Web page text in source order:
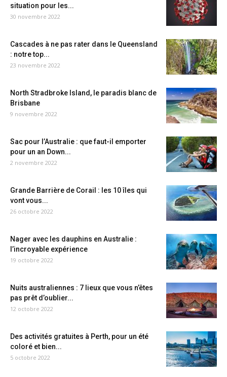
situation pour les...
30 novembre 2022
Cascades à ne pas rater dans le Queensland
: notre top...
23 novembre 2022
North Stradbroke Island, le paradis blanc de
Brisbane
9 novembre 2022
Sac pour l’Australie : que faut-il emporter
pour un an Down...
2 novembre 2022
Grande Barrière de Corail : les 10 îles qui
vont vous...
26 octobre 2022
Nager avec les dauphins en Australie :
l’incroyable expérience
19 octobre 2022
Nuits australiennes : 7 lieux que vous n’êtes
pas prêt d’oublier...
12 octobre 2022
Des activités gratuites à Perth, pour un été
coloré et bien...
5 octobre 2022